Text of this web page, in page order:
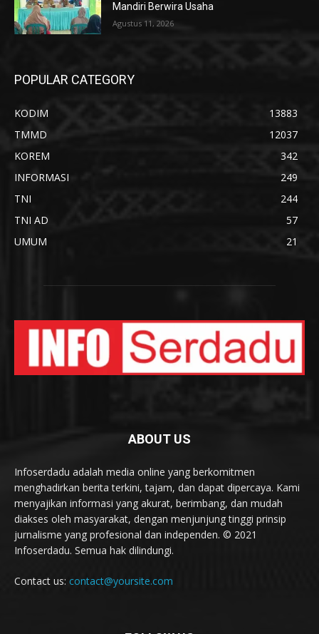
Mandiri Berwira Usaha
Agustus 11, 2026
POPULAR CATEGORY
KODIM
13883
TMMD
12037
KOREM
342
INFORMASI
249
TNI
244
TNI AD
57
UMUM
21
ABOUT US
Infoserdadu adalah media online yang berkomitmen
menghadirkan berita terkini, tajam, dan dapat dipercaya. Kami
menyajikan informasi yang akurat, berimbang, dan mudah
diakses oleh masyarakat, dengan menjunjung tinggi prinsip
jurnalisme yang profesional dan independen. © 2021
Infoserdadu. Semua hak dilindungi.
Contact us: contact@yoursite.com